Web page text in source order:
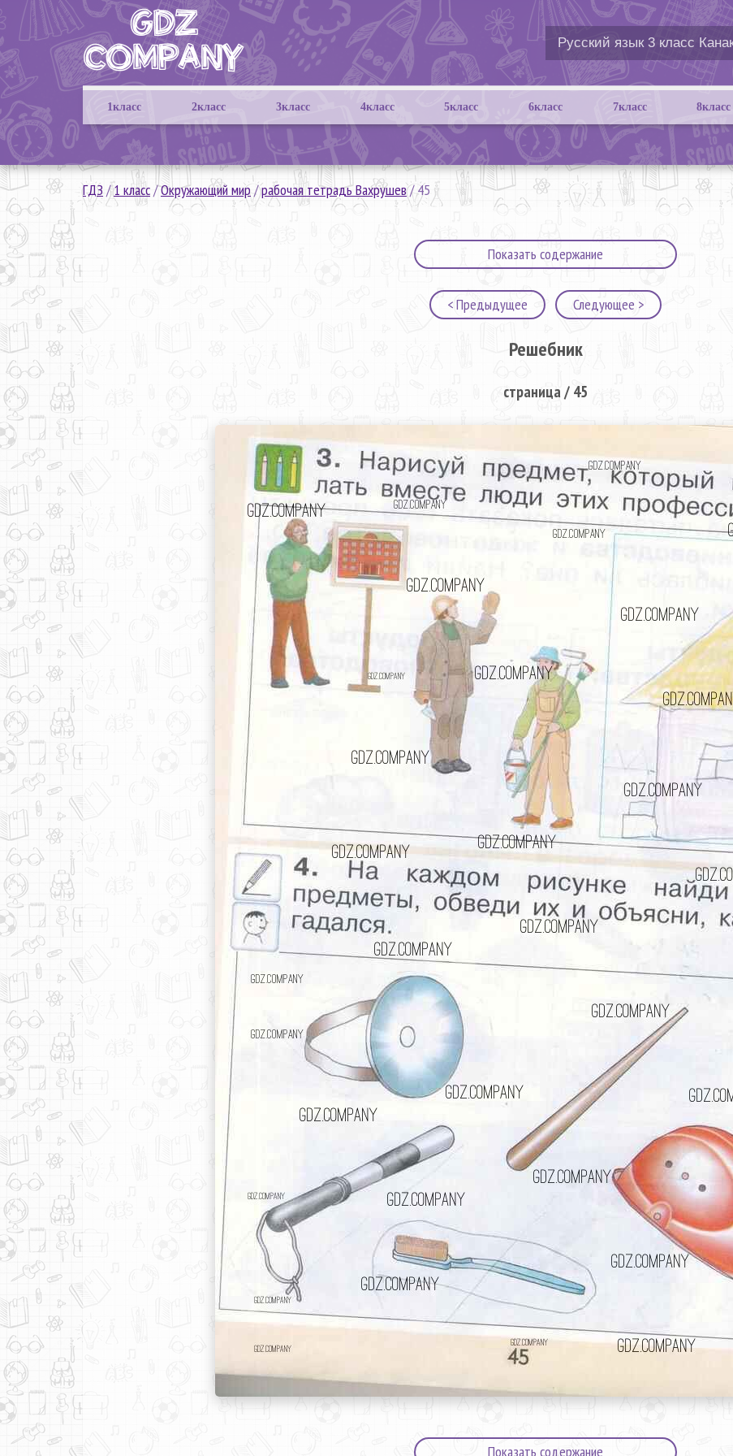
1класс 2класс 3класс 4класс 5класс 6класс 7класс 8класс
ГДЗ /1 класс/Окружающий мир /рабочая тетрадь Вахрушев/45
Показать содержание
< Предыдущее Следующее >
Решебник
страница / 45
Показать содержание